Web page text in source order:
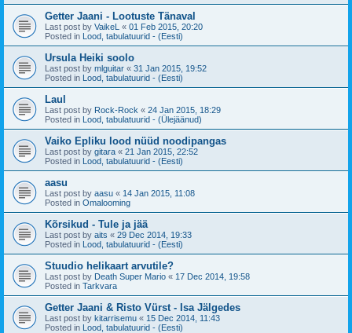
Getter Jaani - Lootuste Tänaval
Last post by VaikeL « 01 Feb 2015, 20:20
Posted in Lood, tabulatuurid - (Eesti)
Ursula Heiki soolo
Last post by mlguitar « 31 Jan 2015, 19:52
Posted in Lood, tabulatuurid - (Eesti)
Laul
Last post by Rock-Rock « 24 Jan 2015, 18:29
Posted in Lood, tabulatuurid - (Ülejäänud)
Vaiko Epliku lood nüüd noodipangas
Last post by gitara « 21 Jan 2015, 22:52
Posted in Lood, tabulatuurid - (Eesti)
aasu
Last post by aasu « 14 Jan 2015, 11:08
Posted in Omalooming
Kõrsikud - Tule ja jää
Last post by aits « 29 Dec 2014, 19:33
Posted in Lood, tabulatuurid - (Eesti)
Stuudio helikaart arvutile?
Last post by Death Super Mario « 17 Dec 2014, 19:58
Posted in Tarkvara
Getter Jaani & Risto Vürst - Isa Jälgedes
Last post by kitarrisemu « 15 Dec 2014, 11:43
Posted in Lood, tabulatuurid - (Eesti)